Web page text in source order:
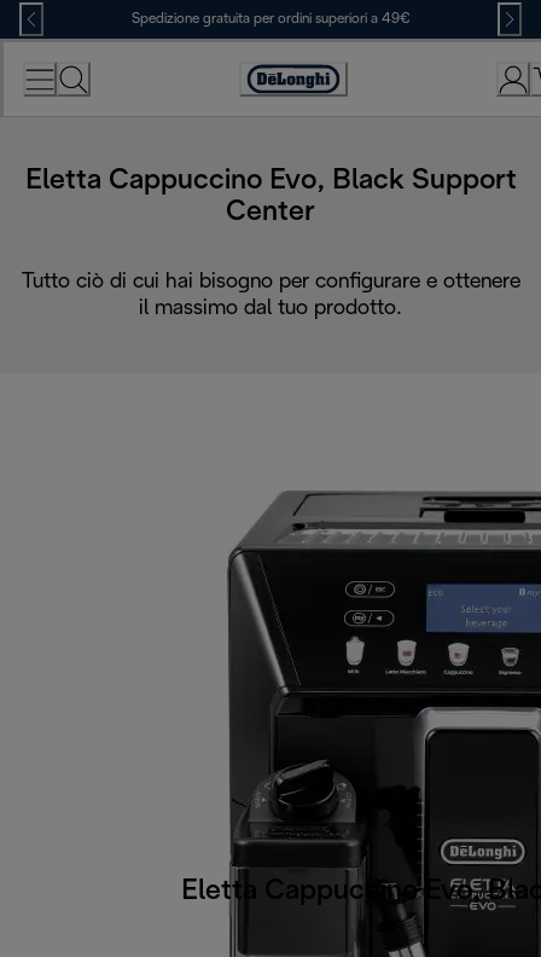
Skip
to
Content
Spedizione gratuita per ordini superiori a 49€
Accessibility
Eletta Cappuccino Evo, Black Support
Center
Tutto ciò di cui hai bisogno per configurare e ottenere
il massimo dal tuo prodotto.
Eletta Cappuccino Evo,